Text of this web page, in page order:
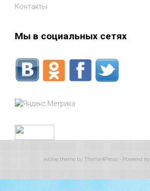
Контакты
Мы в социальных сетях
evolvetheme by Theme4Press - Powered by